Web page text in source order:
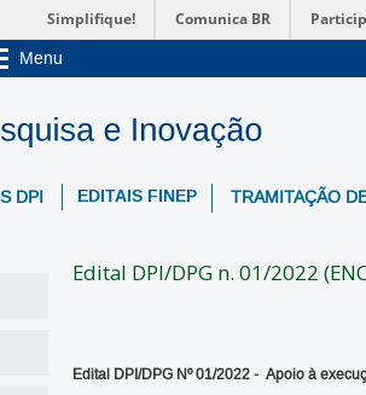
Simplifique! Comunica BR
Menu
acadêmicas
na UnB
Graduação
DPI EDITAIS FINEP TRAMITAÇÃO
Edital DPI/DPG n. 01/2022
Edital DPI/DPG Nº 01/2022 - Apoio à